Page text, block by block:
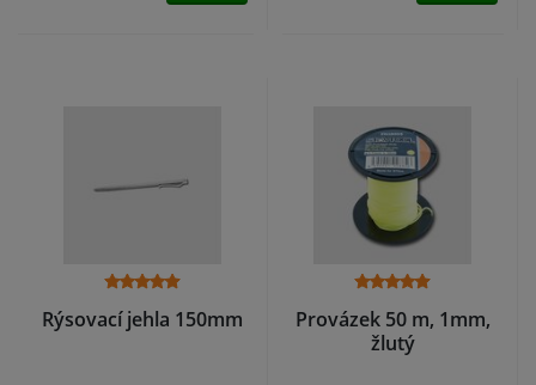
Rýsovací jehla 150mm
Provázek 50 m, 1mm,
žlutý